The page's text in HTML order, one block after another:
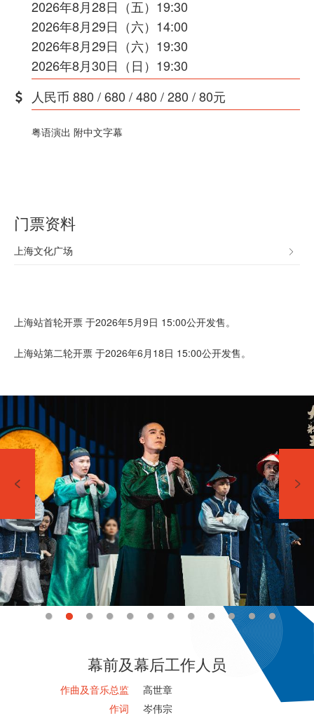
2026年8月28日（五）19:30
2026年8月29日（六）14:00
2026年8月29日（六）19:30
2026年8月30日（日）19:30
人民币 880 / 680 / 480 / 280 / 80元
粤语演出 附中文字幕
门票资料
上海文化广场
上海站首轮开票 于2026年5月9日 15:00公开发售。
上海站第二轮开票 于2026年6月18日 15:00公开发售。
幕前及幕后工作人员
作曲及音乐总监
高世章
作词
岑伟宗